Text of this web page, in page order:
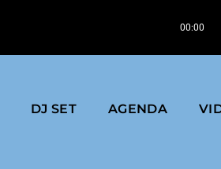
00:00
DJ SET AGENDA